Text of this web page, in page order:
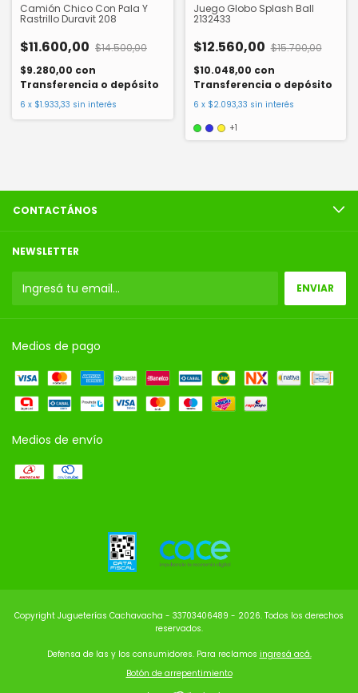
Camión Chico Con Pala Y
Rastrillo Duravit 208
$11.600,00 $14.500,00
$9.280,00 con
Transferencia o depósito
6 x $1.933,33 sin interés
Juego Globo Splash Ball
2132433
$12.560,00 $15.700,00
$10.048,00 con
Transferencia o depósito
6 x $2.093,33 sin interés
+1
CONTACTÁNOS
NEWSLETTER
Medios de pago
Medios de envío
Copyright Jugueterías Cachavacha - 33703406489 - 2026. Todos los derechos
reservados.
Defensa de las y los consumidores. Para reclamos ingresá acá.
Botón de arrepentimiento